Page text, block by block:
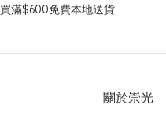
買滿$600免費本地送貨
關於崇光